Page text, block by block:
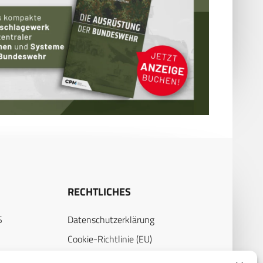
RECHTLICHES
Datenschutzerklärung
Cookie-Richtlinie (EU)